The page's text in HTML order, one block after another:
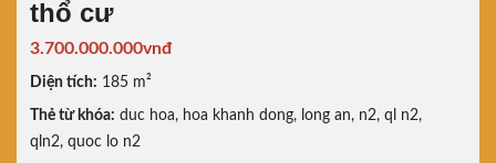
thổ cư
3.700.000.000vnđ
Diện tích: 185 m²
Thẻ từ khóa: duc hoa, hoa khanh dong, long an, n2, ql n2,
qln2, quoc lo n2